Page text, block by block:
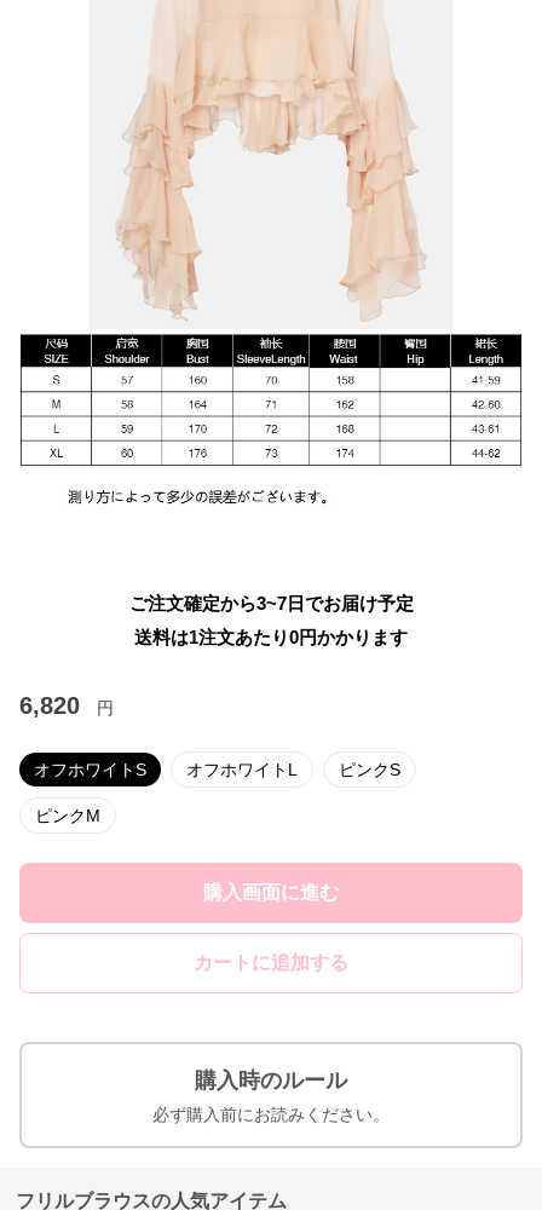
ご注文確定から3~7日でお届け予定
送料は1注文あたり0円かかります
6,820 円
オフホワイトS オフホワイトL ピンクS
ピンクM
購入画面に進む
カートに追加する
購入時のルール
必ず購入前にお読みください。
フリルブラウスの人気アイテム